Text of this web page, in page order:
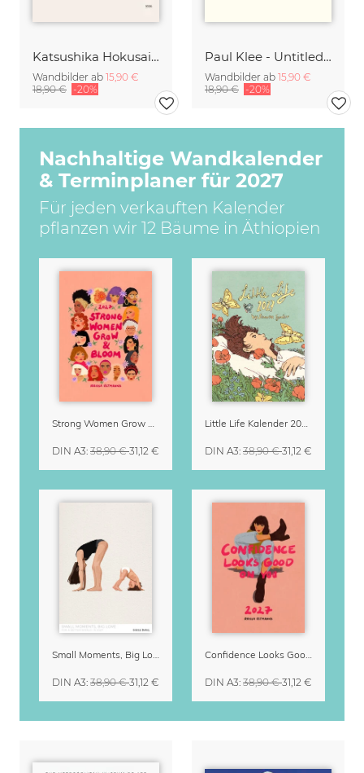
Katsushika Hokusai - A Small Person in a Boat with Mount Fuji
Wandbilder ab 15,90 €
18,90 € -20%
Paul Klee - Untitled 1914
Wandbilder ab 15,90 €
18,90 € -20%
Nachhaltige Wandkalender
& Terminplaner für 2027
Für jeden verkauften Kalender
pflanzen wir 12 Bäume in Äthiopien
Strong Women Grow & Bloom Kalender 2027
DIN A3: 38,90 €31,12 €
Little Life Kalender 2027 von Simone Goder
DIN A3: 38,90 €31,12 €
Small Moments, Big Love – Mutterschaftskalender von Giselle Dekel
DIN A3: 38,90 €31,12 €
Confidence Looks Good On You Kalender 2027
DIN A3: 38,90 €31,12 €